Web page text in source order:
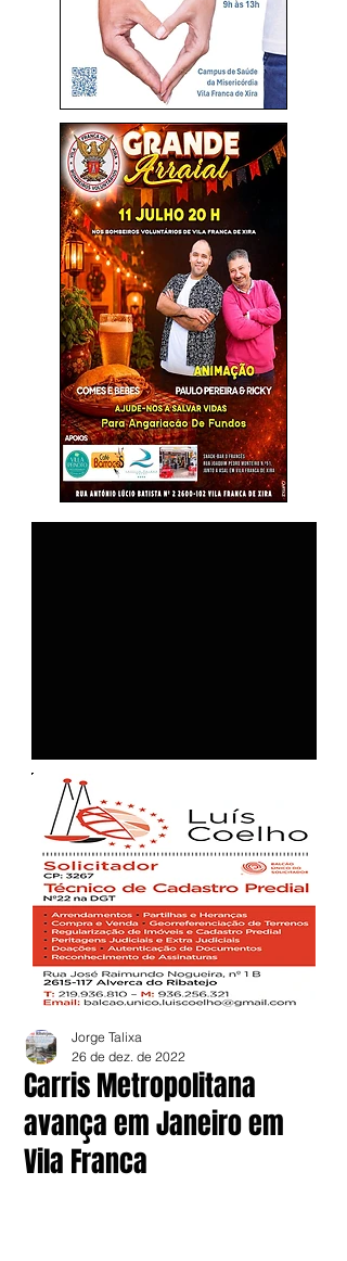
Carris Metropolitana
avança em Janeiro em
Vila Franca
Jorge Talixa
26 de dez. de 2022